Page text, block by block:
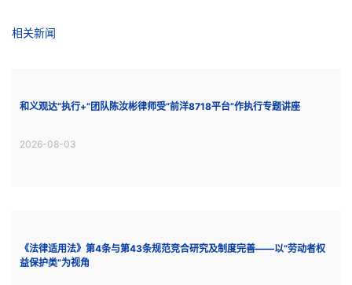
相关新闻
和义观达“执行+”团队陈汝彬律师受“前洋8718平台”作执行专题讲座
2026-08-03
《法律适用法》第4条与第43条规范竞合研究及制度完善——以“劳动者权
益保护类”为视角